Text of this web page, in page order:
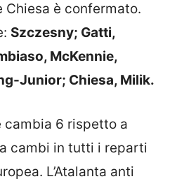
è confermato.
Szczesny; Gatti,
McKennie,
Junior; Chiesa, Milik.
cambia 6 rispetto a
cambi in tutti i reparti
L’Atalanta anti